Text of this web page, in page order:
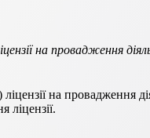
на провадження
на провадження
ліцензії.